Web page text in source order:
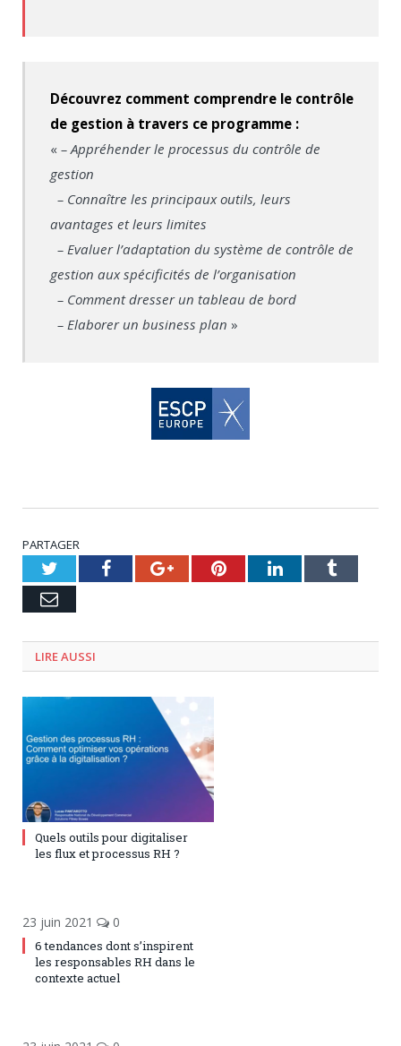
Découvrez comment comprendre le contrôle
de gestion à travers ce programme :
« – Appréhender le processus du contrôle de
gestion
– Connaître les principaux outils, leurs
avantages et leurs limites
– Evaluer l’adaptation du système de contrôle de
gestion aux spécificités de l’organisation
– Comment dresser un tableau de bord
– Elaborer un business plan »
PARTAGER
TwitterFacebookGoogle+PinterestLinkedInTumblr
Email
LIRE AUSSI
9 décembre 2024
Quels outils pour digitaliser
les flux et processus RH ?
23 juin 2021 0
6 tendances dont s’inspirent
les responsables RH dans le
contexte actuel